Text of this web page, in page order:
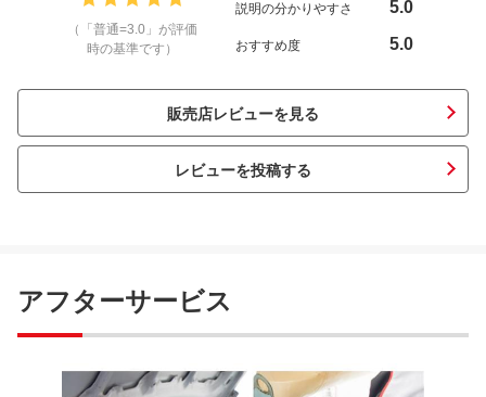
（「普通=3.0」が評価
時の基準です）
説明の分かりやすさ 5.0
おすすめ度 5.0
販売店レビューを見る
レビューを投稿する
アフターサービス